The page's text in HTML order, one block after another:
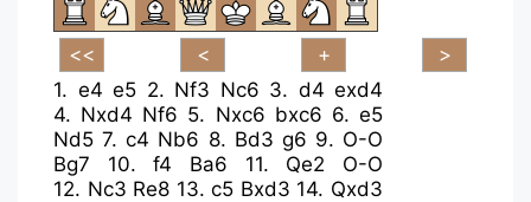
1. e4 e5 2. Nf3 Nc6 3. d4 exd4
4. Nxd4 Nf6 5. Nxc6 bxc6 6.e5
Nd5 7.c4 Nb6 8. Bd3 g6 9. O-O
Bg7
10.f4 Ba6 11. Qe2
O-O
12. Nc3 Re8 13.c5 Bxd3 14. Qxd3